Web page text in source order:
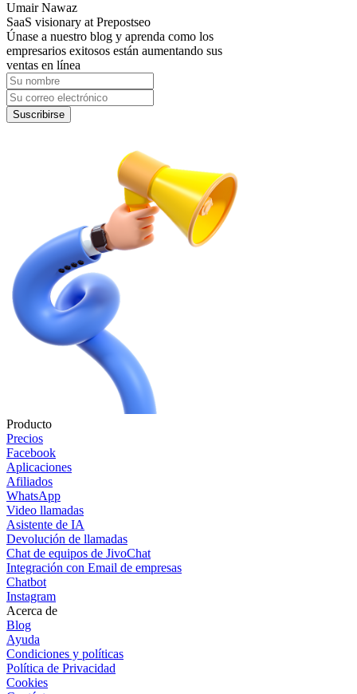
Umair Nawaz
SaaS visionary at Prepostseo
Únase a nuestro blog y aprenda como los
empresarios exitosos están aumentando sus
ventas en línea
Suscribirse
Producto
Precios
Facebook
Aplicaciones
Afiliados
WhatsApp
Video llamadas
Asistente de IA
Devolución de llamadas
Chat de equipos de JivoChat
Integración con Email de empresas
Chatbot
Instagram
Acerca de
Blog
Ayuda
Condiciones y políticas
Política de Privacidad
Cookies